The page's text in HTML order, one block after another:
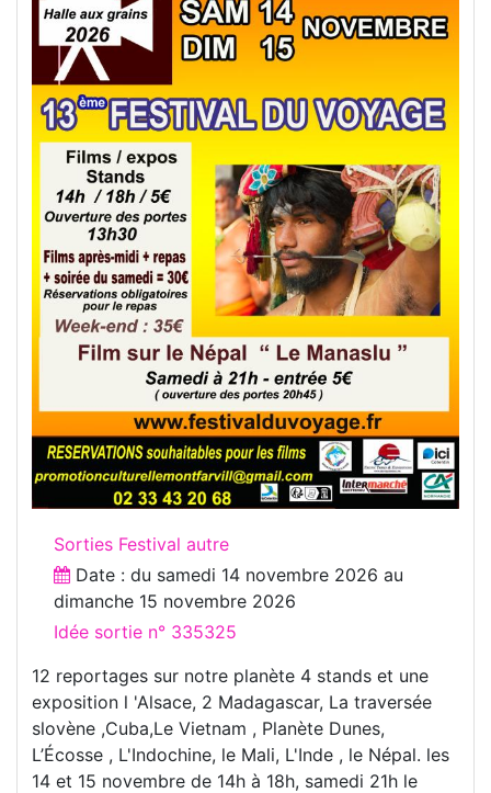
Sorties Festival autre
Date : du samedi 14 novembre 2026 au
dimanche 15 novembre 2026
Idée sortie n° 335325
12 reportages sur notre planète 4 stands et une
exposition l 'Alsace, 2 Madagascar, La traversée
slovène ,Cuba,Le Vietnam , Planète Dunes,
L’Écosse , L'Indochine, le Mali, L'Inde , le Népal. les
14 et 15 novembre de 14h à 18h, samedi 21h le